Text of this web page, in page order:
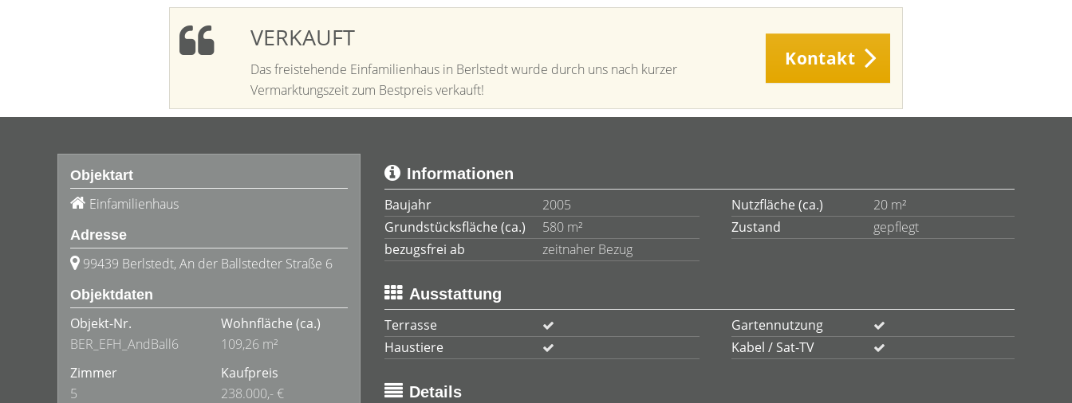
VERKAUFT
Das freistehende Einfamilienhaus in Berlstedt wurde durch uns nach kurzer
Vermarktungszeit zum Bestpreis verkauft!
Kontakt
Objektart
Einfamilienhaus
Adresse
99439 Berlstedt, An der Ballstedter Straße 6
Objektdaten
Objekt-Nr.
BER_EFH_AndBall6
Wohnfläche (ca.)
109,26 m²
Zimmer
5
Kaufpreis
238.000,- €
Informationen
Baujahr
2005 Nutzfläche (ca.)
20 m²
Grundstücksfläche (ca.)
580 m² Zustand
gepflegt
bezugsfrei ab
zeitnaher Bezug
Ausstattung
Terrasse
Gartennutzung
Haustiere
Kabel / Sat-TV
Details